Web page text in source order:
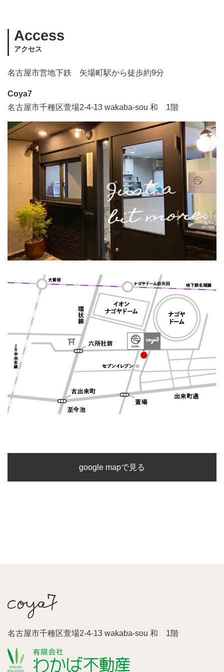
Access
アクセス
名古屋市営地下鉄 矢場町駅から徒歩約9分
Coya7
名古屋市千種区萱場2-4-13 wakaba-sou 和 1階
google mapで見る
名古屋市千種区萱場2-4-13 wakaba-sou 和 1階